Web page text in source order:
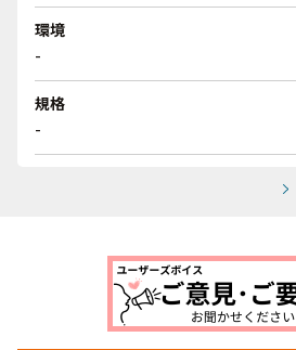
環境
-
規格
-